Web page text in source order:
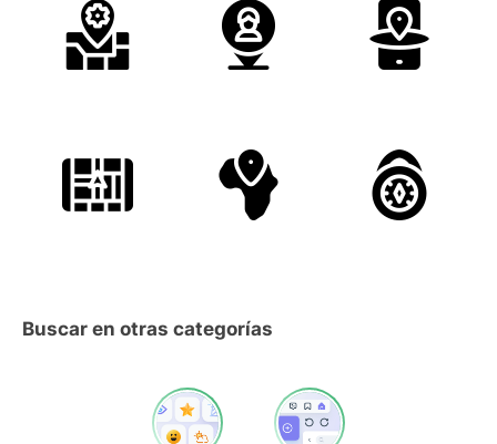
Buscar en otras categorías